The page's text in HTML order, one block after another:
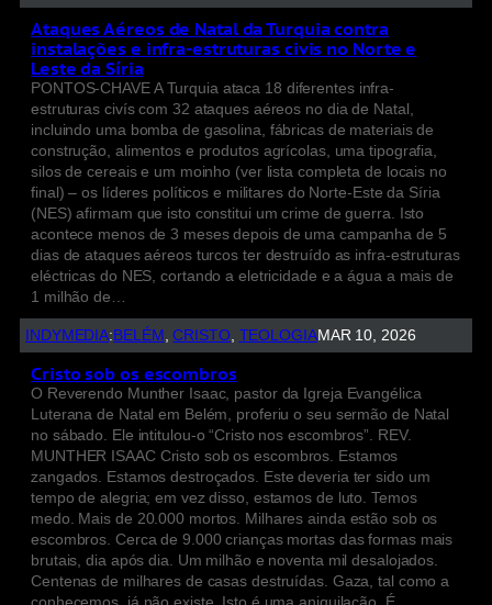
Ataques Aéreos de Natal da Turquia contra
instalações e infra-estruturas civis no Norte e
Leste da Síria
PONTOS-CHAVE A Turquia ataca 18 diferentes infra-
estruturas civís com 32 ataques aéreos no dia de Natal,
incluindo uma bomba de gasolina, fábricas de materiais de
construção, alimentos e produtos agrícolas, uma tipografia,
silos de cereais e um moinho (ver lista completa de locais no
final) – os líderes políticos e militares do Norte-Este da Síria
(NES) afirmam que isto constitui um crime de guerra. Isto
acontece menos de 3 meses depois de uma campanha de 5
dias de ataques aéreos turcos ter destruído as infra-estruturas
eléctricas do NES, cortando a eletricidade e a água a mais de
1 milhão de…
INDYMEDIA: BELÉM , CRISTO, TEOLOGIAMAR 10, 2026
Cristo sob os escombros
O Reverendo Munther Isaac, pastor da Igreja Evangélica
Luterana de Natal em Belém, proferiu o seu sermão de Natal
no sábado. Ele intitulou-o “Cristo nos escombros”. REV.
MUNTHER ISAAC Cristo sob os escombros. Estamos
zangados. Estamos destroçados. Este deveria ter sido um
tempo de alegria; em vez disso, estamos de luto. Temos
medo. Mais de 20.000 mortos. Milhares ainda estão sob os
escombros. Cerca de 9.000 crianças mortas das formas mais
brutais, dia após dia. Um milhão e noventa mil desalojados.
Centenas de milhares de casas destruídas. Gaza, tal como a